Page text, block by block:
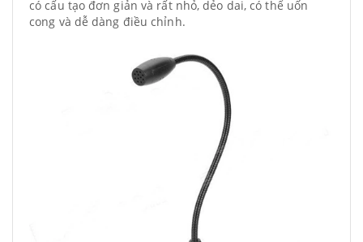
có cấu tạo đơn giản và rất nhỏ, dẻo dai, có thể uốn
cong và dễ dàng điều chỉnh.